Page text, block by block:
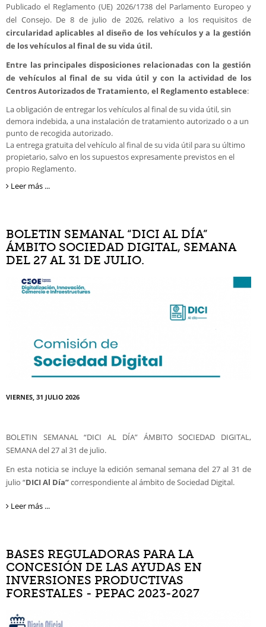
Publicado el Reglamento (UE) 2026/1738 del Parlamento Europeo y
del Consejo. De 8 de julio de 2026, relativo a los requisitos de
circularidad aplicables al diseño de los vehículos y a la gestión
de los vehículos al final de su vida útil.
Entre las principales disposiciones relacionadas con la gestión
de vehículos al final de su vida útil y con la actividad de los
Centros Autorizados de Tratamiento, el Reglamento establece:
La obligación de entregar los vehículos al final de su vida útil, sin
demora indebida, a una instalación de tratamiento autorizado o a un
punto de recogida autorizado.
La entrega gratuita del vehículo al final de su vida útil para su último
propietario, salvo en los supuestos expresamente previstos en el
propio Reglamento.
Leer más ...
BOLETIN SEMANAL “DICI AL DÍA”
ÁMBITO SOCIEDAD DIGITAL, SEMANA
DEL 27 AL 31 DE JULIO.
VIERNES, 31 JULIO 2026
BOLETIN SEMANAL “DICI AL DÍA” ÁMBITO SOCIEDAD DIGITAL,
SEMANA del 27 al 31 de julio.
En esta noticia se incluye la edición semanal semana del 27 al 31 de
julio “DICIAl Día”correspondiente al ámbito de Sociedad Digital.
Leer más ...
BASES REGULADORAS PARA LA
CONCESIÓN DE LAS AYUDAS EN
INVERSIONES PRODUCTIVAS
FORESTALES - PEPAC 2023-2027